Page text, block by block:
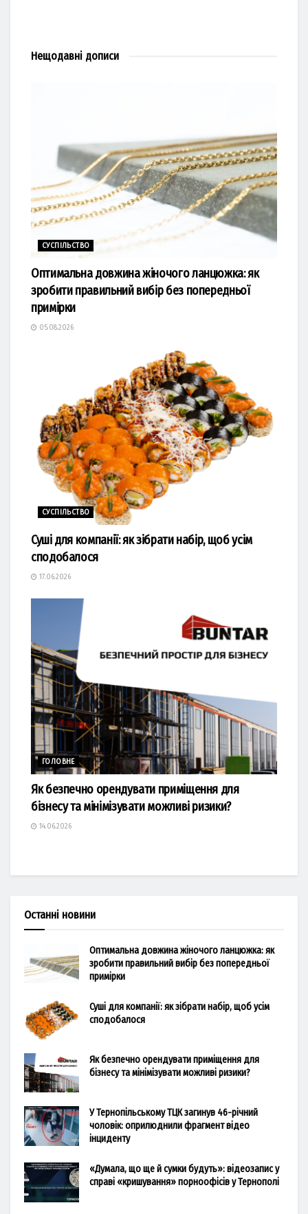
Нещодавні дописи
СУСПІЛЬСТВО
Оптимальна довжина жіночого ланцюжка: як
зробити правильний вибір без попередньої
примірки
05.08.2026
СУСПІЛЬСТВО
Суші для компанії: як зібрати набір, щоб усім
сподобалося
17.06.2026
ГОЛОВНЕ
Як безпечно орендувати приміщення для
бізнесу та мінімізувати можливі ризики?
14.06.2026
Останні новини
Оптимальна довжина жіночого ланцюжка: як
зробити правильний вибір без попередньої
примірки
Суші для компанії: як зібрати набір, щоб усім
сподобалося
Як безпечно орендувати приміщення для
бізнесу та мінімізувати можливі ризики?
У Тернопільському ТЦК загинув 46-річний
чоловік: оприлюднили фрагмент відео
інциденту
«Думала, що ще й сумки будуть»: відеозапис у
справі «кришування» порноофісів у Тернополі